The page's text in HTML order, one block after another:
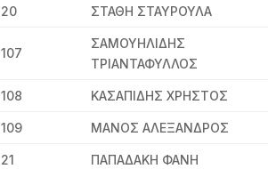
20 ΣΤΑΘΗ ΣΤΑΥΡΟΥΛΑ
107
ΣΑΜΟΥΗΛΙΔΗΣ
ΤΡΙΑΝΤΑΦΥΛΛΟΣ
108 ΚΑΣΑΠΙΔΗΣ ΧΡΗΣΤΟΣ
109 ΜΑΝΟΣ ΑΛΕΞΑΝΔΡΟΣ
21 ΠΑΠΑΔΑΚΗ ΦΑΝΗ